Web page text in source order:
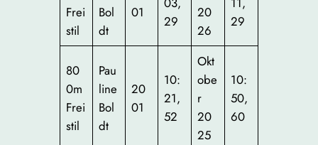
Frei
stil
Bol
dt
01
29
20
26
29
80
0m
Frei
stil
Pau
line
Bol
dt
20
01
10:
21,
52
Okt
obe
r
20
25
10:
50,
60